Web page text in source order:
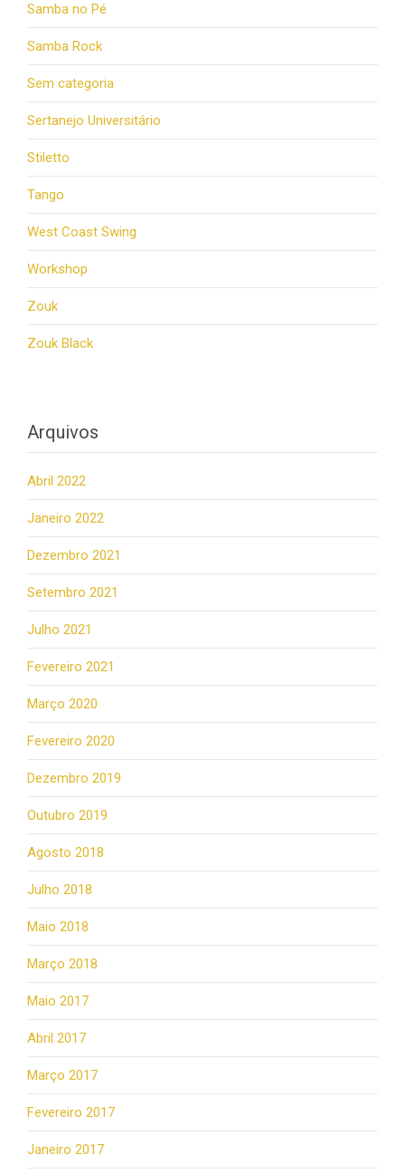
Samba no Pé
Samba Rock
Sem categoria
Sertanejo Universitário
Stiletto
Tango
West Coast Swing
Workshop
Zouk
Zouk Black
Arquivos
Abril 2022
Janeiro 2022
Dezembro 2021
Setembro 2021
Julho 2021
Fevereiro 2021
Março 2020
Fevereiro 2020
Dezembro 2019
Outubro 2019
Agosto 2018
Julho 2018
Maio 2018
Março 2018
Maio 2017
Abril 2017
Março 2017
Fevereiro 2017
Janeiro 2017